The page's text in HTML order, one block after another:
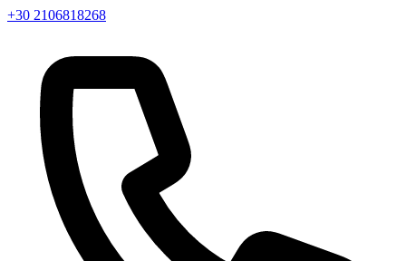
+30 2106818268